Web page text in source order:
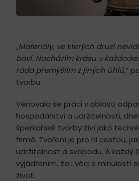
„Materiály, ve kterých druzí
baví. Nacházím krásu v
ráda přemýšlím z jiných úhlů,“
tvorbu.
Věnovala se práci v oblasti
hospodářství a udržitelnosti,
šperkařské tvorby živí jako
firmě. Tvoření je pro ni cestou,
udržitelnost a svobodu. A každý
vyjádřením, že i věci s minulostí
život.